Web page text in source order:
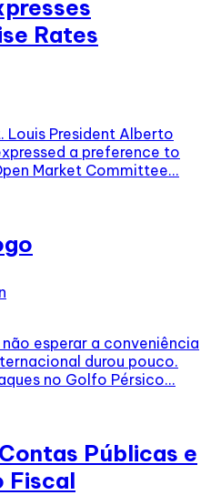
Rates
Louis President Alberto
a preference to
Market Committee...
esperar a conveniência
durou pouco.
no Golfo Pérsico...
Públicas e
Fiscal